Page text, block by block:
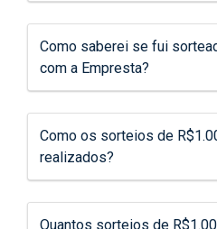
Como saberei se fui
com a Empresta?
Como os sorteios de
realizados?
Quantos sorteios de